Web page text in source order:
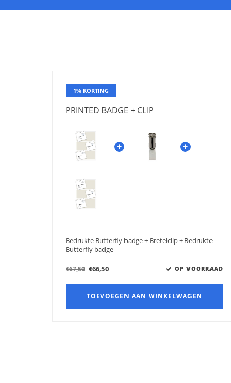
1% KORTING
PRINTED BADGE + CLIP
Bedrukte Butterfly badge + Bretelclip + Bedrukte
Butterfly badge
€67,50 €66,50 OP VOORRAAD
TOEVOEGEN AAN WINKELWAGEN